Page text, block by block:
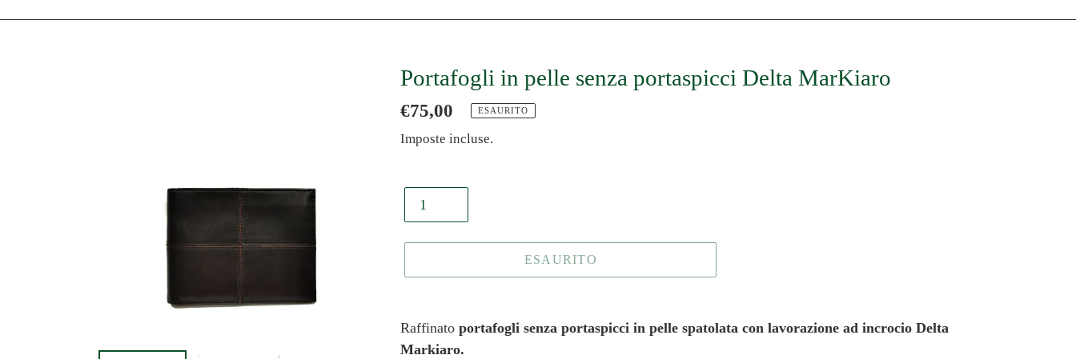
Portafogli in pelle senza portaspicci Delta MarKiaro
Prezzo
di
€75,00 ESAURITO
Imposte incluse.
Quantità
ESAURITO
del
prodotto
Raffinato portafogli senza portaspicci in pelle spatolata con lavorazione ad incrocio Delta
Markiaro.